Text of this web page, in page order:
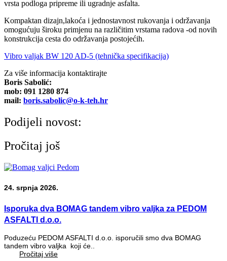
vrsta podloga pripreme ili ugradnje asfalta.
Kompaktan dizajn,lakoća i jednostavnost rukovanja i održavanja
omogućuju široku primjenu na različitim vrstama radova -od novih
konstrukcija cesta do održavanja postojećih.
Vibro valjak BW 120 AD-5 (tehnička specifikacija)
Za više informacija kontaktirajte
Boris Sabolić:
mob: 091 1280 874
mail: boris.sabolic@o-k-teh.hr
Podijeli novost:
Pročitaj još
24. srpnja 2026.
Isporuka dva BOMAG tandem vibro valjka za PEDOM
ASFALTI d.o.o.
Poduzeću PEDOM ASFALTI d.o.o. isporučili smo dva BOMAG
tandem vibro valjka koji će..
Pročitaj više